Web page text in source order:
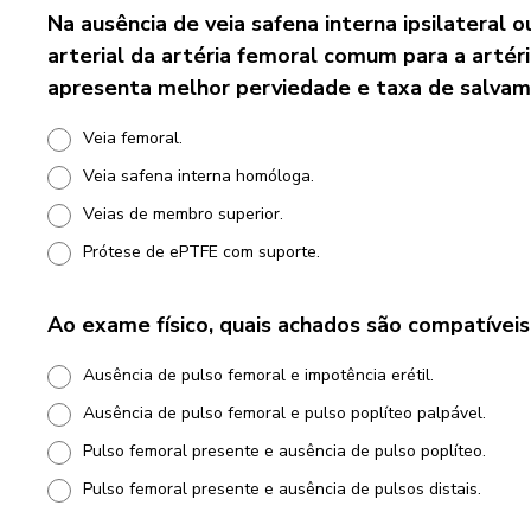
Na ausência de veia safena interna ipsilateral
arterial da artéria femoral comum para a
apresenta melhor perviedade e taxa de
Veia femoral.
Veia safena interna homóloga.
Veias de membro superior.
Prótese de ePTFE com suporte.
Ao exame físico, quais achados são
Ausência de pulso femoral e impotência erétil.
Ausência de pulso femoral e pulso poplíteo palpável.
Pulso femoral presente e ausência de pulso poplíteo.
Pulso femoral presente e ausência de pulsos distais.